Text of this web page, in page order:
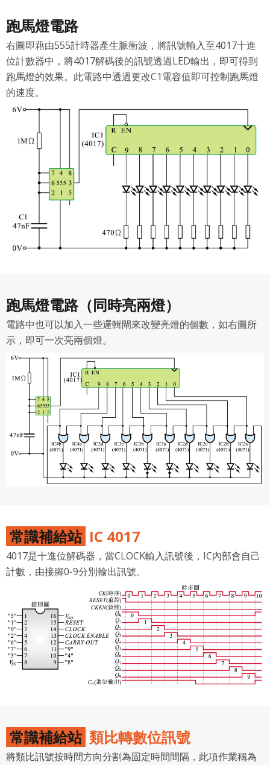
跑馬燈電路
右圖即藉由555計時器產生脈衝波，將訊號輸入至4017十進
位計數器中，將4017解碼後的訊號透過LED輸出，即可得到
跑馬燈的效果。此電路中透過更改C1電容值即可控制跑馬燈
的速度。
跑馬燈電路（同時亮兩燈）
電路中也可以加入一些邏輯閘來改變亮燈的個數，如右圖所
示，即可一次亮兩個燈。
常識補給站 IC 4017
4017是十進位解碼器，當CLOCK輸入訊號後，IC內部會自己
計數，由接腳0-9分別輸出訊號。
常識補給站 類比轉數位訊號
將類比訊號按時間方向分割為固定時間間隔，此項作業稱為
會員聲明並保證會員於使用本系統時創作、上傳或張貼的著
作物，會員享有所有權或經合法授權。
如會員違反前項約定致吉寶系統公司遭追訴、請求或求償
者，吉寶系統公司應立即通知會員，必要時本系統得移除爭
議內容。會員應協助相關程序並負擔吉寶系統公司因此所生
支出（包括律師費用）、損害及損失。
會員違反本合約或本系統任一規定者，吉寶系統公司得終止
本合約終止後，會員不得對吉寶系統公司主張任何費用、補
償或賠償。
雙方合意專以臺灣臺北地方法院為第一審管轄法
院。